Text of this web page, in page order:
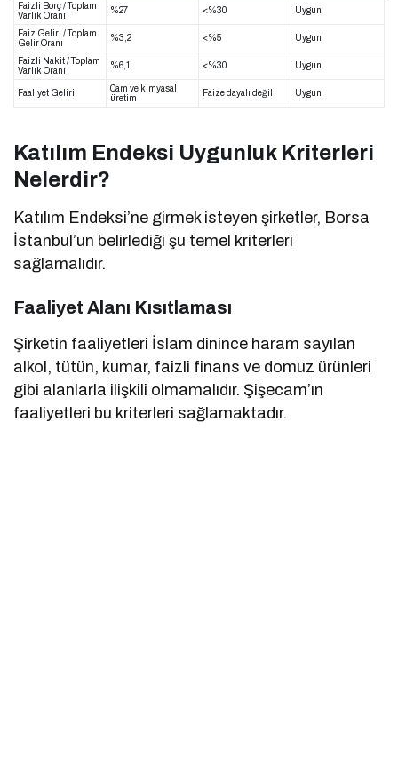
Faizli Borç / Toplam
Varlık Oranı
%27 <%30 Uygun
Faiz Geliri / Toplam
Gelir Oranı
%3,2 <%5 Uygun
Faizli Nakit / Toplam
Varlık Oranı
%6,1 <%30 Uygun
Faaliyet Geliri
Cam ve kimyasal
üretim
Faize dayalı değil Uygun
Katılım Endeksi Uygunluk Kriterleri
Nelerdir?
Katılım Endeksi’ne girmek isteyen şirketler, Borsa
İstanbul’un belirlediği şu temel kriterleri
sağlamalıdır.
Faaliyet Alanı Kısıtlaması
Şirketin faaliyetleri İslam dinince haram sayılan
alkol, tütün, kumar, faizli finans ve domuz ürünleri
gibi alanlarla ilişkili olmamalıdır. Şişecam’ın
faaliyetleri bu kriterleri sağlamaktadır.